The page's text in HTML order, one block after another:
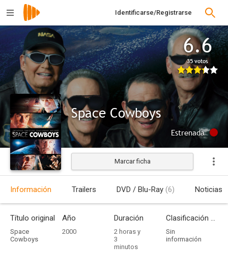
Identificarse/Registrarse
6.6
35 votos
Space Cowboys
Estrenada
Marcar ficha
Información Trailers DVD / Blu-Ray (6) Noticias
Título original
Space
Cowboys
Año
2000
Duración
2 horas y
3
minutos
Clasificación por edades
Sin
información